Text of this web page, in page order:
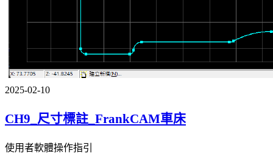
2025-02-10
CH9_尺寸標註_FrankCAM車床
使用者軟體操作指引